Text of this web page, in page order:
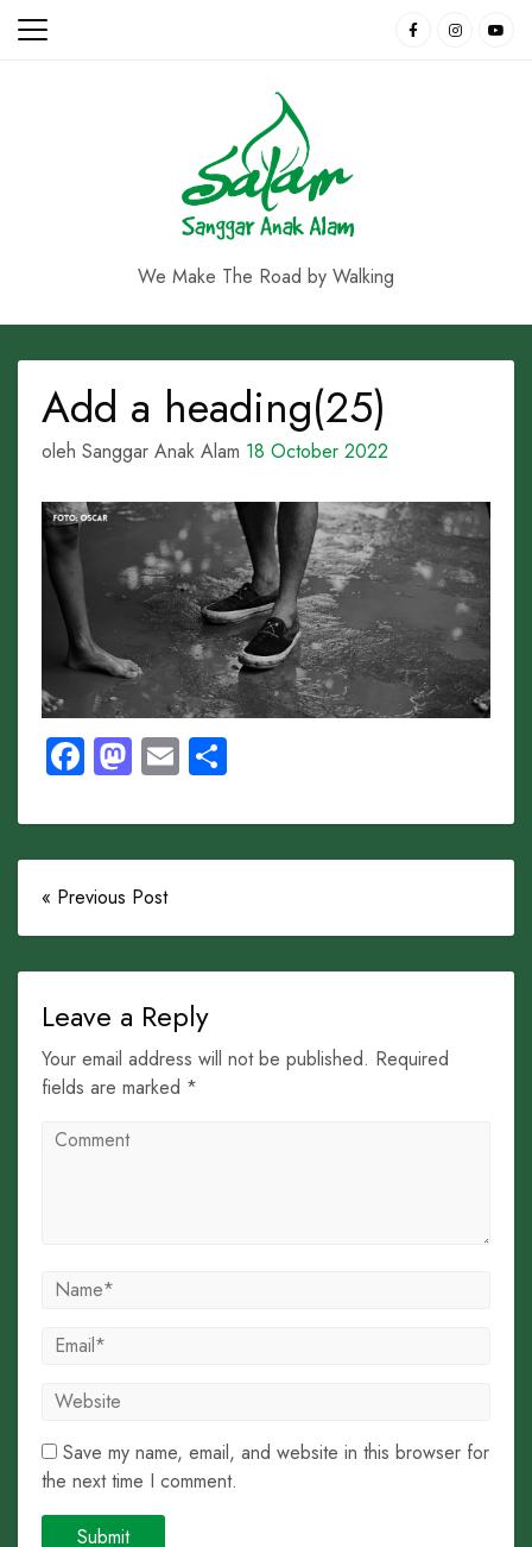
Skip
We Make The Road by Walking
Add a heading(25)
oleh Sanggar Anak Alam 18 October 2022
Facebook
Mastodon
Email
« Previous Post
Leave a Reply
Your email address will not be published. Required
fields are marked *
Save my name, email, and website in this browser for
the next time I comment.